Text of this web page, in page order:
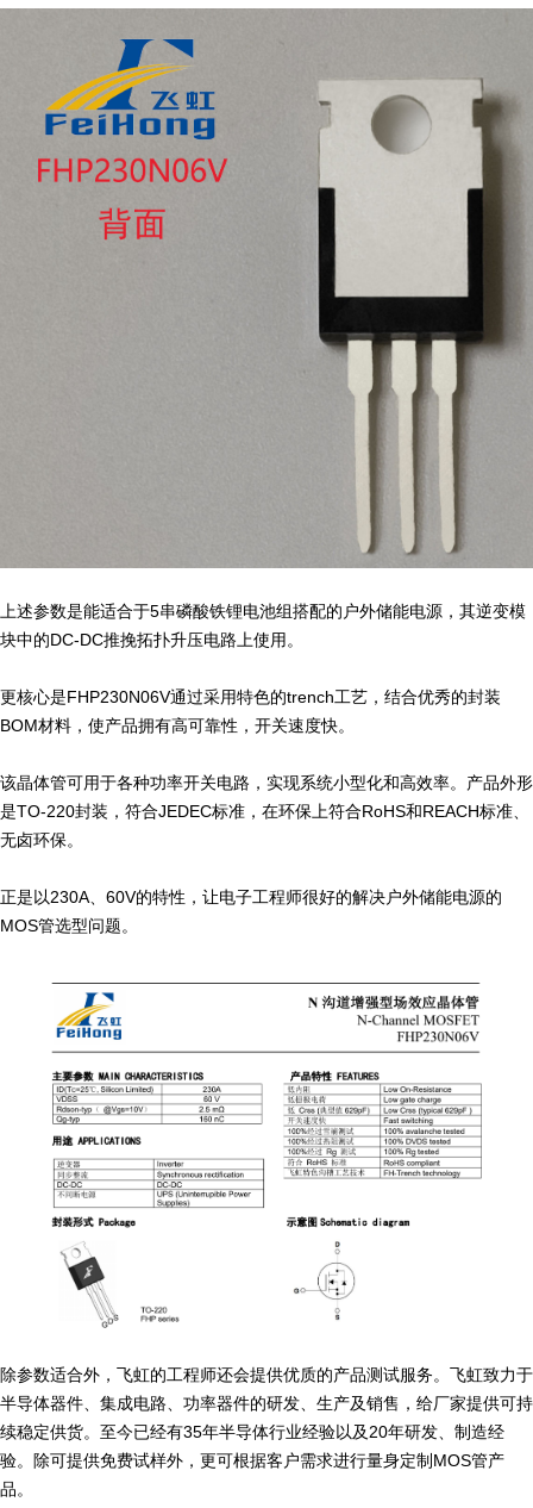
上述参数是能适合于5串磷酸铁锂电池组搭配的户外储能电源，其逆变模
块中的DC-DC推挽拓扑升压电路上使用。
更核心是FHP230N06V通过采用特色的trench工艺，结合优秀的封装
BOM材料，使产品拥有高可靠性，开关速度快。
该晶体管可用于各种功率开关电路，实现系统小型化和高效率。产品外形
是TO-220封装，符合JEDEC标准，在环保上符合RoHS和REACH标准、
无卤环保。
正是以230A、60V的特性，让电子工程师很好的解决户外储能电源的
MOS管选型问题。
除参数适合外，飞虹的工程师还会提供优质的产品测试服务。飞虹致力于
半导体器件、集成电路、功率器件的研发、生产及销售，给厂家提供可持
续稳定供货。至今已经有35年半导体行业经验以及20年研发、制造经
验。除可提供免费试样外，更可根据客户需求进行量身定制MOS管产
品。